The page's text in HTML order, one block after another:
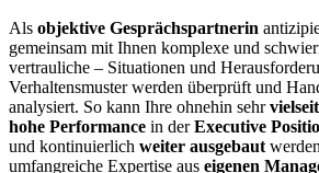
Als objektive Gesprächspartnerin
gemeinsam mit Ihnen komplexe und
vertrauliche – Situationen und
Verhaltensmuster werden überprüft und
analysiert. So kann Ihre ohnehin sehr
hohe Performance in derExecutive
und kontinuierlich weiter ausgebaut
umfangreiche Expertise aus eigenen